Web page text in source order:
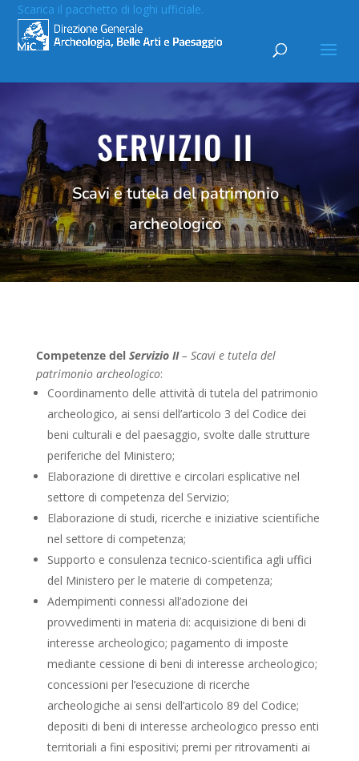
Scarica il pacchetto di loghi ufficiale.
SERVIZIO II
Scavi e tutela del patrimonio
archeologico
Competenze del Servizio II– Scavi e tutela del
patrimonio archeologico:
Coordinamento delle attività di tutela del patrimonio
archeologico, ai sensi dell’articolo 3 del Codice dei
beni culturali e del paesaggio, svolte dalle strutture
periferiche del Ministero;
Elaborazione di direttive e circolari esplicative nel
settore di competenza del Servizio;
Elaborazione di studi, ricerche e iniziative scientifiche
nel settore di competenza;
Supporto e consulenza tecnico-scientifica agli uffici
del Ministero per le materie di competenza;
Adempimenti connessi all’adozione dei
provvedimenti in materia di: acquisizione di beni di
interesse archeologico; pagamento di imposte
mediante cessione di beni di interesse archeologico;
concessioni per l’esecuzione di ricerche
archeologiche ai sensi dell’articolo 89 del Codice;
depositi di beni di interesse archeologico presso enti
territoriali a fini espositivi; premi per ritrovamenti ai